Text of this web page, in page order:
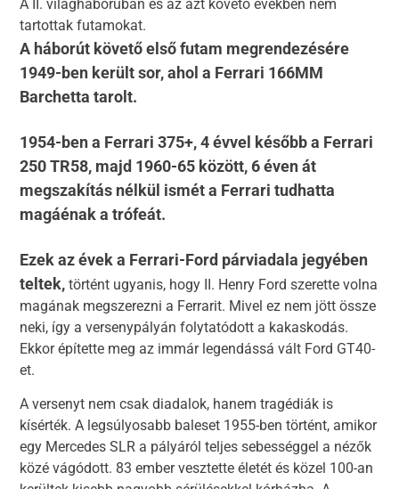
A II. világháborúban és az azt követő években nem
tartottak futamokat.
A háborút követő első futam megrendezésére
1949-ben került sor, ahol a Ferrari 166MM
Barchetta tarolt.
1954-ben a Ferrari 375+, 4 évvel később a Ferrari
250 TR58, majd 1960-65 között, 6 éven át
megszakítás nélkül ismét a Ferrari tudhatta
magáénak a trófeát.
Ezek az évek a Ferrari-Ford párviadala jegyében
teltek, történt ugyanis, hogy II. Henry Ford szerette volna
magának megszerezni a Ferrarit. Mivel ez nem jött össze
neki, így a versenypályán folytatódott a kakaskodás.
Ekkor építette meg az immár legendássá vált Ford GT40-
et.
A versenyt nem csak diadalok, hanem tragédiák is
kísérték. A legsúlyosabb baleset 1955-ben történt, amikor
egy Mercedes SLR a pályáról teljes sebességgel a nézők
közé vágódott. 83 ember vesztette életét és közel 100-an